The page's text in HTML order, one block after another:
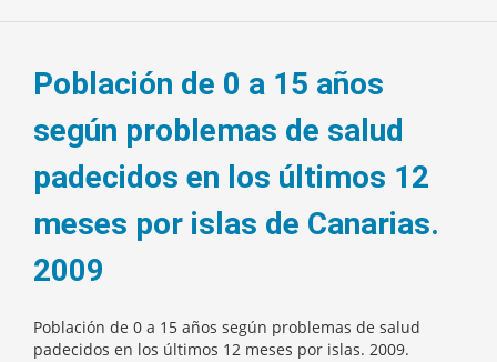
Población de 0 a 15 años
según problemas de salud
padecidos en los últimos 12
meses por islas de Canarias.
2009
Población de 0 a 15 años según problemas de salud
padecidos en los últimos 12 meses por islas. 2009.